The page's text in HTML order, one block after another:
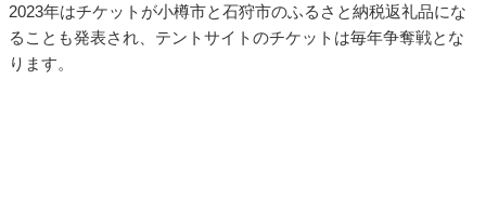
2023年はチケットが小樽市と石狩市のふるさと納税返礼品にな
ることも発表され、テントサイトのチケットは毎年争奪戦とな
ります。